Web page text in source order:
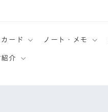
ード ノート・メモ
介